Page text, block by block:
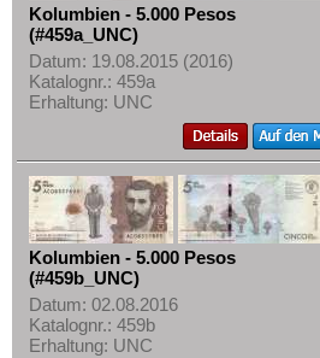
Venezuela
Erhaltungsgrade
Gratisbanknoten
FAQ
Mehr über...
Zahlungsbedingungen
Privatsphäre und Datenschutz
Widerrufsbelehrung
Liefer- und Versandkosten
AGB
Kolumbien - 5.000 Pesos
(#459a_UNC)
Datum: 19.08.2015 (2016)
Katalognr.: 459a
Erhaltung: UNC
Kolumbien - 5.000 Pesos
(#459b_UNC)
Datum: 02.08.2016
Katalognr.: 459b
Erhaltung: UNC